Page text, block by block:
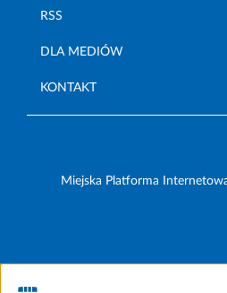
RSS
DLA MEDIÓW
KONTAKT
Miejska Platforma